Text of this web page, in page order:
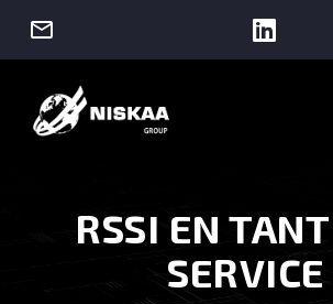

 

RSSI EN
SERVICE